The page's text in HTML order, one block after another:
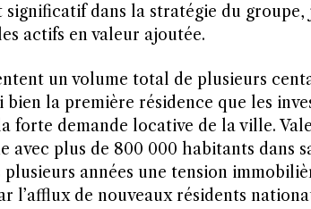
dans la stratégie du groupe,
actifs en valeur ajoutée.
un volume total de plusieurs
la première résidence que les
forte demande locative de la ville.
avec plus de 800 000 habitants dans
années une tension
l’afflux de nouveaux résidents